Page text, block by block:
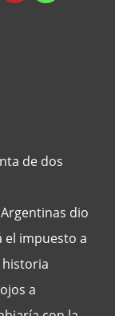
de dos
dio
el impuesto a
historia
a